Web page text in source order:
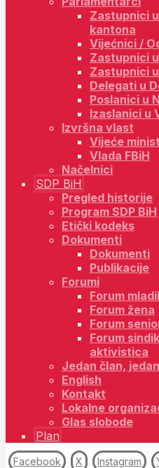
Zastupnici
kantona
Vijećnici /
Zastupnici u
Zastupnici u
Delegati u
Poslanici u
Izaslanici u
Izvršna vlast
Vijeće
Vlada FBiH
Načelnici
SDP BiH
Pregled historije
Program SDP BiH
Etički kodeks
Dokumenti
Dokumenti
Publikacije
Forumi
Forum
Forum žena
Forum
Forum
aktivistica
Jedan član,
English
Kontakt
Lokalne
Glas slobode
Plan
Facebook X Instagram